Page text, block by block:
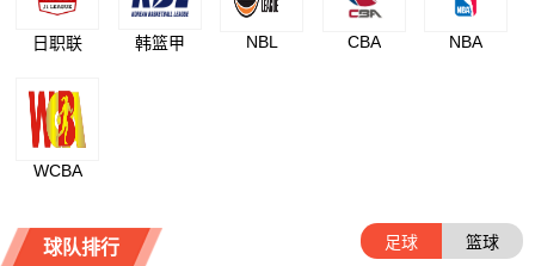
日职联 韩篮甲 NBL CBA NBA
WCBA
球队排行 足球 篮球